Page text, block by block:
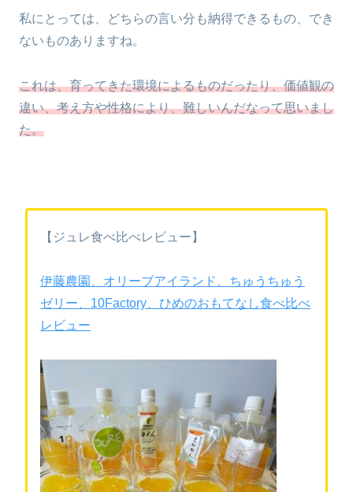
私にとっては、どちらの言い分も納得できるもの、でき
ないものありますね。
これは、育ってきた環境によるものだったり、価値観の
違い、考え方や性格により、難しいんだなって思いまし
た。
【ジュレ食べ比べレビュー】
伊藤農園、オリーブアイランド、ちゅうちゅう
ゼリー、10Factory、ひめのおもてなし食べ比べ
レビュー